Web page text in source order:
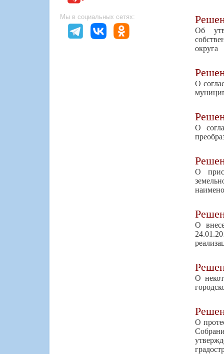
Мы в социальных сетях:
Об
округа
О
О
О
О
О
О